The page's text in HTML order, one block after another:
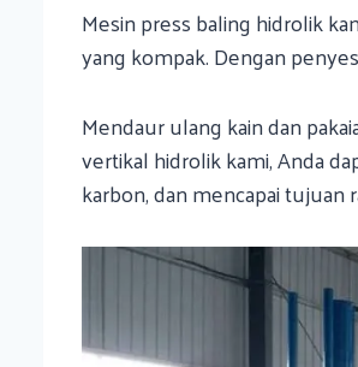
Mesin press baling hidrolik
yang kompak. Dengan
Mendaur ulang kain dan
vertikal hidrolik kami, Anda
karbon, dan mencapai tujuan